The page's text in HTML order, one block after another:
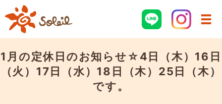
1月の定休日のお知らせ☆4日（木）16日
（火）17日（水）18日（木）25日（木）
です。